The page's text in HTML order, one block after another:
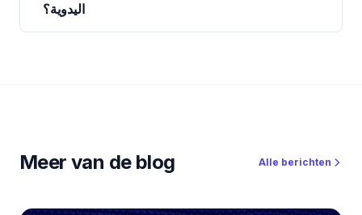
اليدوية؟
Meer van de blog Alle berichten